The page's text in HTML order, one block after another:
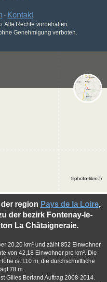
- Kontakt
Alle Rechte vorbehalten.
Genehmigung verboten.
region Pays de la Loire,
der bezirk Fontenay-le-
La Châtaigneraie.
20,20 km² und zälht 852 Einwohner
von 42,18 Einwohner pro km². Die
ist 110 m, die durchschnittliche
78 m.
Gilles Berland Auftrag 2008-2014.
©photo-libre.fr